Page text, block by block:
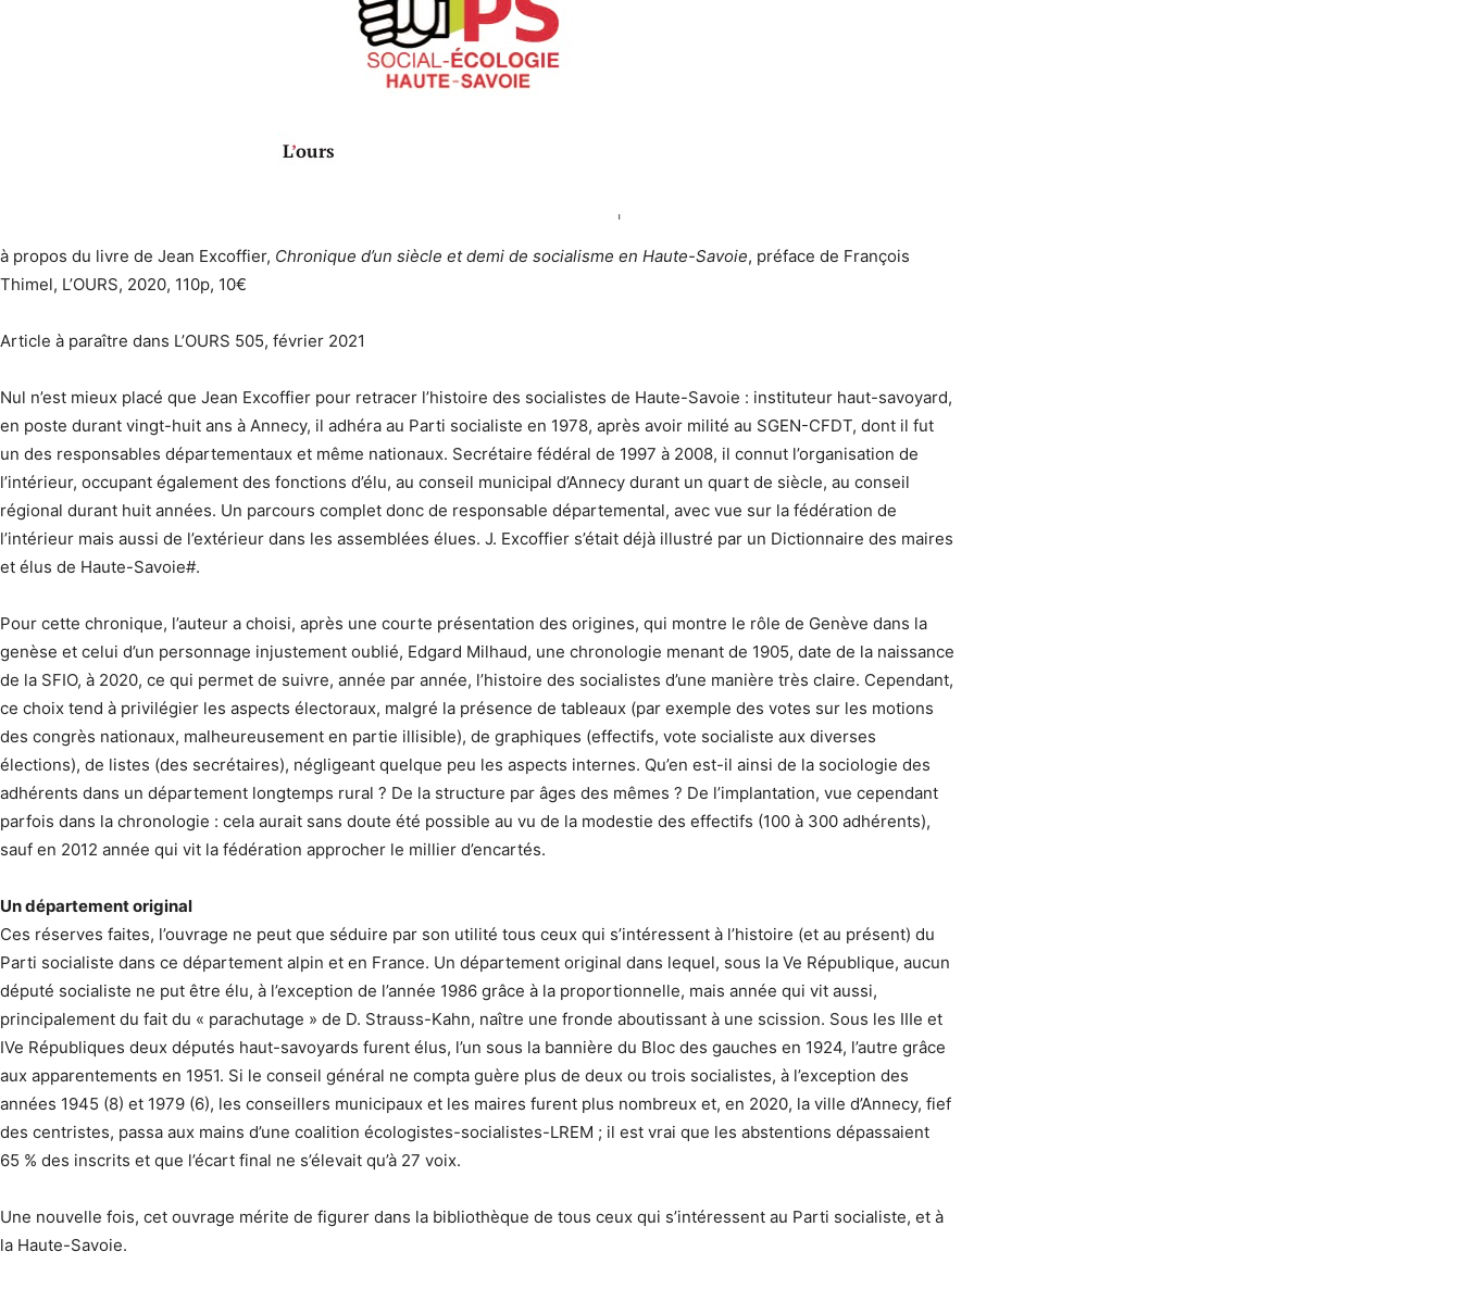
à propos du livre de Jean Excoffier, Chronique d’un siècle et demi de socialisme en Haute-Savoie, préface de François
Thimel, L’OURS, 2020, 110p, 10€
Article à paraître dans L’OURS 505, février 2021
Nul n’est mieux placé que Jean Excoffier pour retracer l’histoire des socialistes de Haute-Savoie : instituteur haut-savoyard,
en poste durant vingt-huit ans à Annecy, il adhéra au Parti socialiste en 1978, après avoir milité au SGEN-CFDT, dont il fut
un des responsables départementaux et même nationaux. Secrétaire fédéral de 1997 à 2008, il connut l’organisation de
l’intérieur, occupant également des fonctions d’élu, au conseil municipal d’Annecy durant un quart de siècle, au conseil
régional durant huit années. Un parcours complet donc de responsable départemental, avec vue sur la fédération de
l’intérieur mais aussi de l’extérieur dans les assemblées élues. J. Excoffier s’était déjà illustré par un Dictionnaire des maires
et élus de Haute-Savoie#.
Pour cette chronique, l’auteur a choisi, après une courte présentation des origines, qui montre le rôle de Genève dans la
genèse et celui d’un personnage injustement oublié, Edgard Milhaud, une chronologie menant de 1905, date de la naissance
de la SFIO, à 2020, ce qui permet de suivre, année par année, l’histoire des socialistes d’une manière très claire. Cependant,
ce choix tend à privilégier les aspects électoraux, malgré la présence de tableaux (par exemple des votes sur les motions
des congrès nationaux, malheureusement en partie illisible), de graphiques (effectifs, vote socialiste aux diverses
élections), de listes (des secrétaires), négligeant quelque peu les aspects internes. Qu’en est-il ainsi de la sociologie des
adhérents dans un département longtemps rural ? De la structure par âges des mêmes ? De l’implantation, vue cependant
parfois dans la chronologie : cela aurait sans doute été possible au vu de la modestie des effectifs (100 à 300 adhérents),
sauf en 2012 année qui vit la fédération approcher le millier d’encartés.
Un département original
Ces réserves faites, l’ouvrage ne peut que séduire par son utilité tous ceux qui s’intéressent à l’histoire (et au présent) du
Parti socialiste dans ce département alpin et en France. Un département original dans lequel, sous la Ve République, aucun
député socialiste ne put être élu, à l’exception de l’année 1986 grâce à la proportionnelle, mais année qui vit aussi,
principalement du fait du « parachutage » de D. Strauss-Kahn, naître une fronde aboutissant à une scission. Sous les IIIe et
IVe Républiques deux députés haut-savoyards furent élus, l’un sous la bannière du Bloc des gauches en 1924, l’autre grâce
aux apparentements en 1951. Si le conseil général ne compta guère plus de deux ou trois socialistes, à l’exception des
années 1945 (8) et 1979 (6), les conseillers municipaux et les maires furent plus nombreux et, en 2020, la ville d’Annecy, fief
des centristes, passa aux mains d’une coalition écologistes-socialistes-LREM ; il est vrai que les abstentions dépassaient
65 % des inscrits et que l’écart final ne s’élevait qu’à 27 voix.
Une nouvelle fois, cet ouvrage mérite de figurer dans la bibliothèque de tous ceux qui s’intéressent au Parti socialiste, et à
la Haute-Savoie.